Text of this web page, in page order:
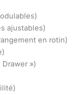
ajustables)
en rotin)
»)